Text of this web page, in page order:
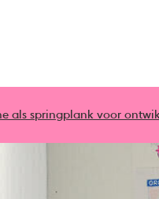
als springplank voor